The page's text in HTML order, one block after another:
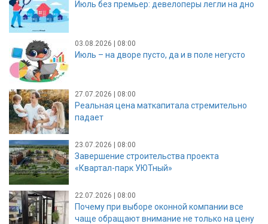
Июль без премьер: девелоперы легли на дно
03.08.2026 | 08:00
Июль – на дворе пусто, да и в поле негусто
27.07.2026 | 08:00
Реальная цена маткапитала стремительно
падает
23.07.2026 | 08:00
Завершение строительства проекта
«Квартал-парк УЮТный»
22.07.2026 | 08:00
Почему при выборе оконной компании все
чаще обращают внимание не только на цену